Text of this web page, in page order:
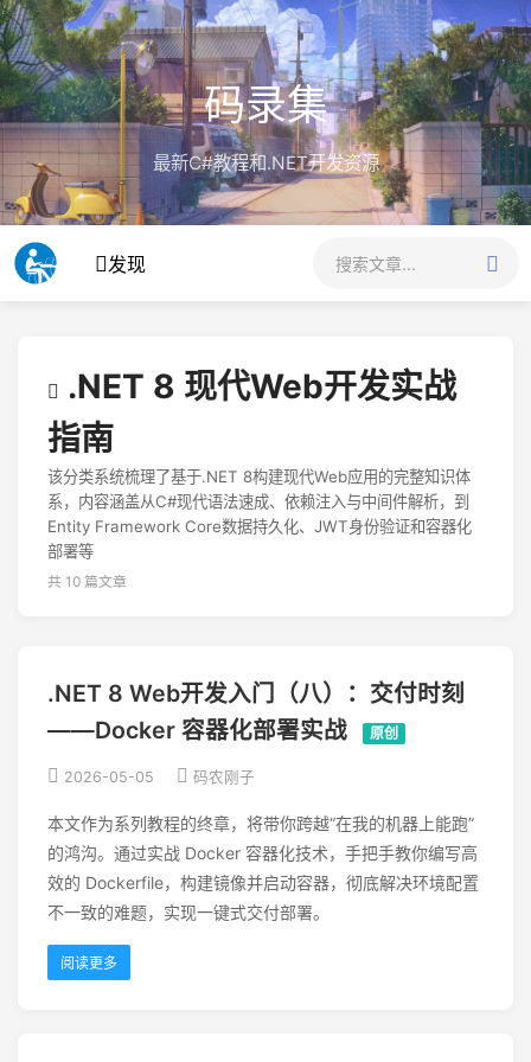
码录集
最新C#教程和.NET开发资源
发现
.NET 8 现代Web开发实战
指南
该分类系统梳理了基于.NET 8构建现代Web应用的完整知识体
系，内容涵盖从C#现代语法速成、依赖注入与中间件解析，到
Entity Framework Core数据持久化、JWT身份验证和容器化
部署等
共 10 篇文章
.NET 8 Web开发入门（八）：交付时刻
——Docker 容器化部署实战
原创
2026-05-05 码农刚子
本文作为系列教程的终章，将带你跨越“在我的机器上能跑”
的鸿沟。通过实战 Docker 容器化技术，手把手教你编写高
效的 Dockerfile，构建镜像并启动容器，彻底解决环境配置
不一致的难题，实现一键式交付部署。
阅读更多